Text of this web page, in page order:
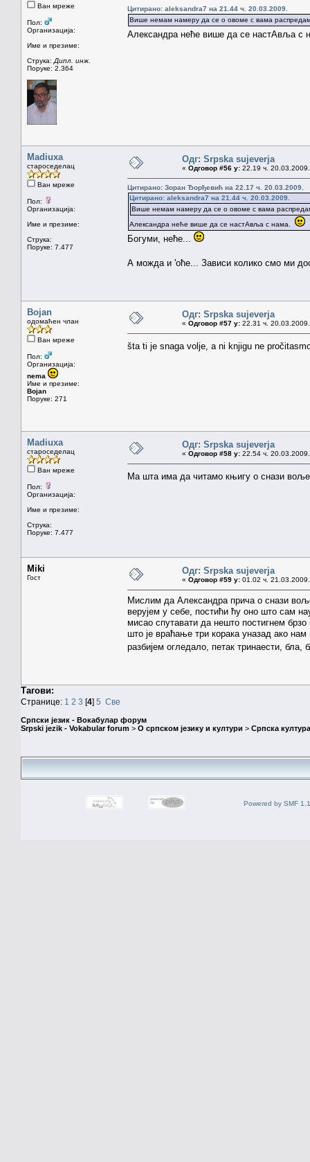
Ван мреже
Пол:
Организација:
Име и презиме:
Струка: Дипл. инж.
Поруке: 2.364
Цитирано: aleksandra7 на 21.44 ч. 20.03.2009.
Више немам намеру да се о овоме с вама
Александра неће више да се настАвља
Madiuxa
староседелац
Ван мреже
Пол:
Организација:
Име и презиме:
Струка:
Поруке: 7.477
Одг: Srpska sujeverja
« Одговор #56 у: 22.19 ч.
Цитирано: Зоран Ђорђевић на 22.17 ч. 20.03.2009.
Цитирано: aleksandra7 на 21.44 ч. 20.03.2009.
Више немам намеру да се о овоме с вама
Александра неће више да се настАвља с нама.
Богуми, неће...
А можда и 'оће... Зависи колико смо ми
Bojan
одомаћен члан
Ван мреже
Пол:
Организација:
nema
Име и презиме:
Bojan
Поруке: 271
Одг: Srpska sujeverja
« Одговор #57 у: 22.31 ч.
šta ti je snaga volje, a ni knjigu ne
Madiuxa
староседелац
Ван мреже
Пол:
Организација:
Име и презиме:
Струка:
Поруке: 7.477
Одг: Srpska sujeverja
« Одговор #58 у: 22.54 ч.
Ма шта има да читамо књигу о снази
Miki
Гост
Одг: Srpska sujeverja
« Одговор #59 у: 01.02 ч.
Мислим да Александра прича о снази
верујем у себе, постићи ћу оно што сам
мисао спутавати да нешто постигнем брзо
што је враћање три корака уназад ако
разбијем огледало, петак тринаести,
Тагови:
Странице: 1 2 3 [4] 5 Све
Српски језик - Вокабулар форум
Srpski jezik - Vokabular forum > О српском језику и култури > Српска
Powered by SMF